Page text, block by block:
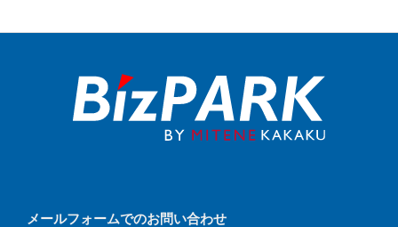
メールフォームでのお問い合わせ